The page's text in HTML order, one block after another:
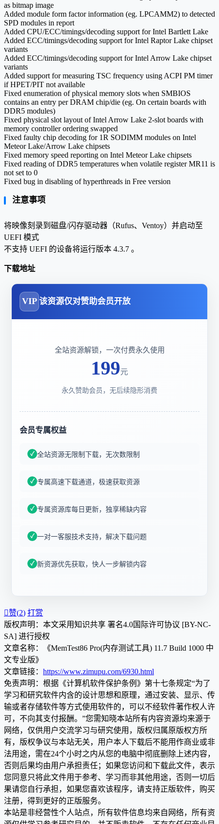
as bitmap image
Added module form factor information (eg. LPCAMM2) to detected
SPD modules in report
Added CPU/ECC/timings/decoding support for Intel Bartlett Lake
Added ECC/timings/decoding support for Intel Raptor Lake chipset
variants
Added ECC/timings/decoding support for Intel Arrow Lake chipset
variants
Added support for measuring TSC frequency using ACPI PM timer
if HPET/PIT not available
Fixed enumeration of physical memory slots when SMBIOS
contains an entry per DRAM chip/die (eg. On certain boards with
DDR5 modules)
Fixed physical slot layout of Intel Arrow Lake 2-slot boards with
memory controller ordering swapped
Fixed faulty chip decoding for 1R SODIMM modules on Intel
Meteor Lake/Arrow Lake chipsets
Fixed memory speed reporting on Intel Meteor Lake chipsets
Fixed reading of DDR5 temperatures when volatile register MR11 is
not set to 0
Fixed bug in disabling of hyperthreads in Free version
注意事项
将映像刻录到磁盘/闪存驱动器（Rufus、Ventoy）并启动至
UEFI 模式
不支持 UEFI 的设备将运行版本 4.3.7 。
下载地址
VIP 该资源仅对赞助会员开放
全站资源解锁，一次付费永久使用
199元
永久赞助会员，无后续隐形消费
会员专属权益
全站资源无限制下载，无次数限制
专属高速下载通道，极速获取资源
专属资源库每日更新，独享稀缺内容
一对一客服技术支持，解决下载问题
新资源优先获取，快人一步解锁内容
赞(2) 打赏
版权声明：本文采用知识共享 署名4.0国际许可协议 [BY-NC-
SA] 进行授权
文章名称：《MemTest86 Pro(内存测试工具) 11.7 Build 1000 中
文专业版》
文章链接： https://www.zimupu.com/6930.html
免责声明：根据《计算机软件保护条例》第十七条规定“为了
学习和研究软件内含的设计思想和原理，通过安装、显示、传
输或者存储软件等方式使用软件的，可以不经软件著作权人许
可，不向其支付报酬。”您需知晓本站所有内容资源均来源于
网络，仅供用户交流学习与研究使用，版权归属原版权方所
有，版权争议与本站无关，用户本人下载后不能用作商业或非
法用途，需在24个小时之内从您的电脑中彻底删除上述内容，
否则后果均由用户承担责任；如果您访问和下载此文件，表示
您同意只将此文件用于参考、学习而非其他用途，否则一切后
果请您自行承担，如果您喜欢该程序，请支持正版软件，购买
注册，得到更好的正版服务。
本站是非经营性个人站点，所有软件信息均来自网络，所有资